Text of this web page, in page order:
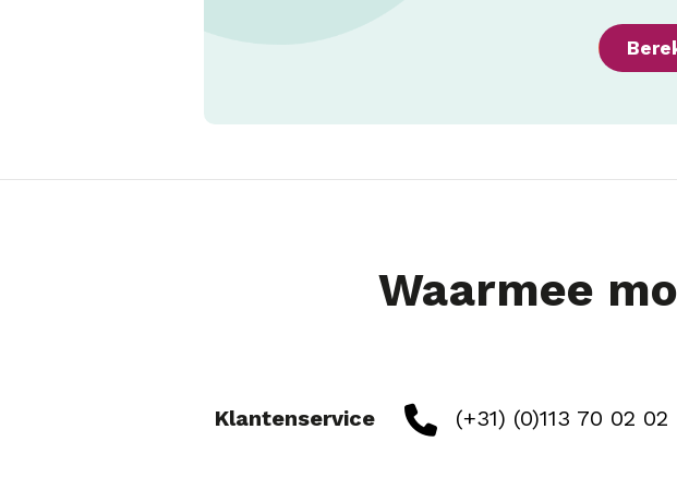
Waarmee
Klantenservice (+31) (0)113 70 02 02